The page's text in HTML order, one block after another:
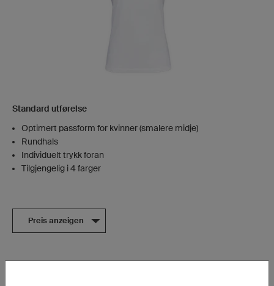
Standard utførelse
Optimert passform for kvinner (smalere midje)
Rundhals
Individuelt trykk foran
Tilgjengelig i 4 farger
Preis anzeigen